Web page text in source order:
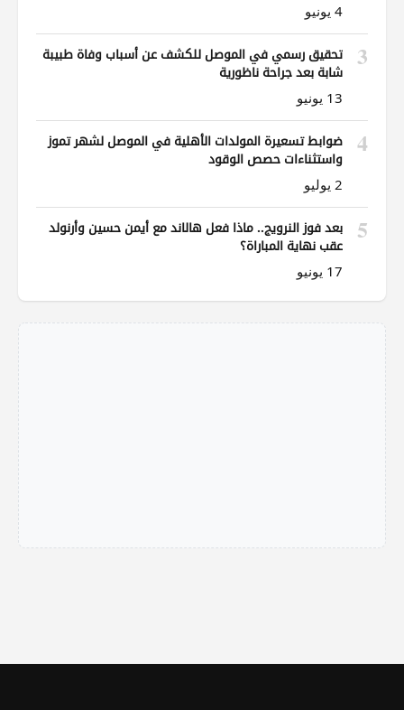
4 يونيو
3
تحقيق رسمي في الموصل للكشف عن أسباب وفاة طبيبة
شابة بعد جراحة ناظورية
13 يونيو
4
ضوابط تسعيرة المولدات الأهلية في الموصل لشهر تموز
واستثناءات حصص الوقود
2 يوليو
5
بعد فوز النرويج.. ماذا فعل هالاند مع أيمن حسين وأرنولد
عقب نهاية المباراة؟
17 يونيو